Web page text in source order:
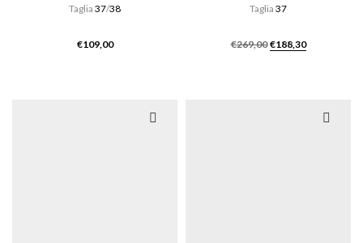
Taglia 37/38
€109,00
Taglia 37
€269,00 Il
€188,30Il